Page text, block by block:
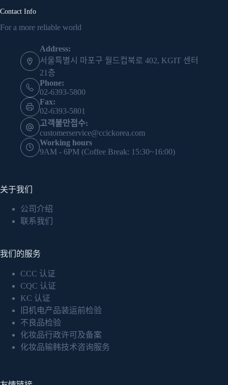
Contact Info
For a more reliable world
Address:
서울특별시 마포구 월드컵북로 402, KGIT 센터
21층
Phone:
02-6393-5800
Fax:
02-6393-5801
고객불만접수:
customerservice@ccickorea.com
Working hours
9AM - 6PM (Coffee Break: 15:30~16:00)
关于我们
公司介绍
联系我们
我们的服务
CCC 认证
CQC 认证
KC 认证
旧机电产品装运前检验
不良品检验
化妆品行政许可及备案
化妆品输韩技术咨询服务